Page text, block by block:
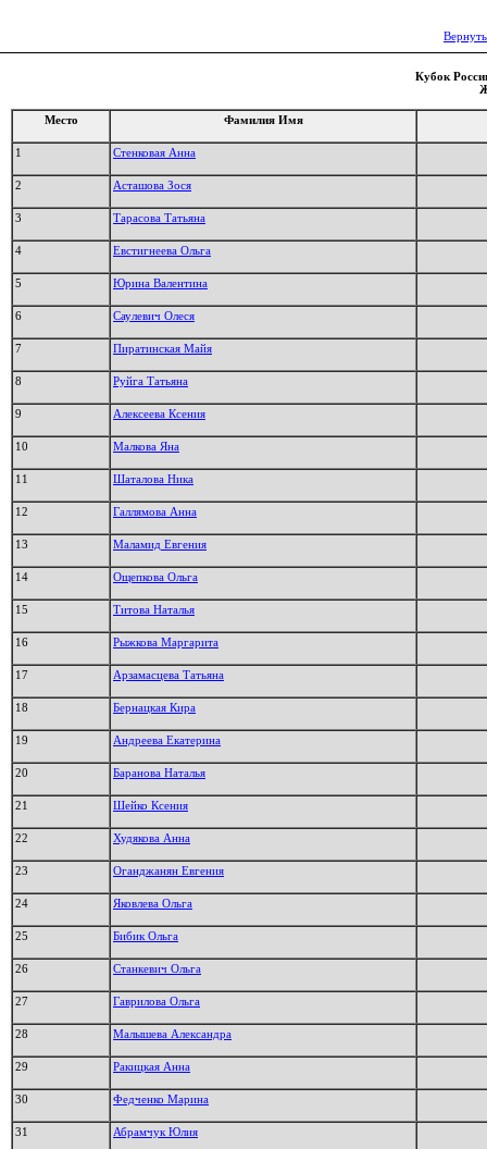
Кубок
Место Фамилия Имя
1 Стенковая Анна
2 Асташова Зося
3 Тарасова Татьяна
4 Евстигнеева Ольга
5 Юрина Валентина
6 Саулевич Олеся
7 Пиратинская Майя
8 Руйга Татьяна
9 Алексеева Ксения
10 Малкова Яна
11 Шаталова Ника
12 Галлямова Анна
13 Маламид Евгения
14 Ощепкова Ольга
15 Титова Наталья
16 Рыжкова Маргарита
17 Арзамасцева Татьяна
18 Бернацкая Кира
19 Андреева Екатерина
20 Баранова Наталья
21 Шейко Ксения
22 Худякова Анна
23 Оганджанян Евгения
24 Яковлева Ольга
25 Бибик Ольга
26 Станкевич Ольга
27 Гаврилова Ольга
28 Малышева Александра
29 Ракицкая Анна
30 Федченко Марина
31 Абрамчук Юлия